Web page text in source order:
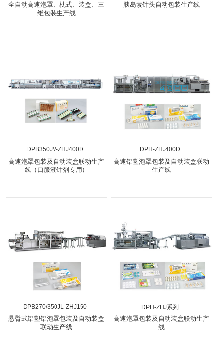
全自动高速泡罩、枕式、装盒、三
维包装生产线
胰岛素针头自动包装生产线
DPB350JV-ZHJ400D
高速泡罩包装及自动装盒联动生产
线（口服液针剂专用）
DPH-ZHJ400D
高速铝塑泡罩包装及自动装盒联动
生产线
DPB270/350JL-ZHJ150
悬臂式铝塑铝泡罩包装及自动装盒
联动生产线
DPH-ZHJ系列
高速泡罩包装及自动装盒联动生产
线